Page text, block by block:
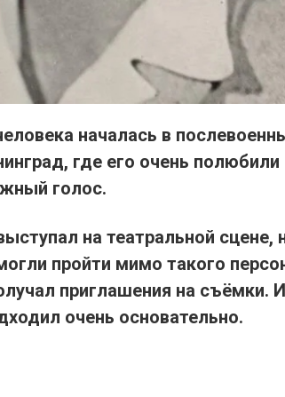
началась в
где его очень полюбили
голос.
на театральной сцене,
пройти мимо такого
приглашения на съёмки.
очень основательно.